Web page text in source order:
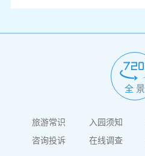
全 景
旅游常识 入园须知
咨询投诉
在线调查